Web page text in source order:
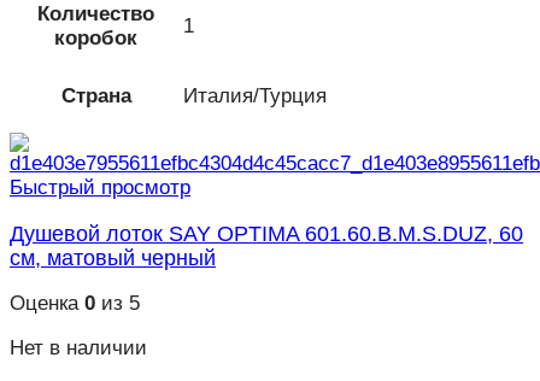
Количество
коробок
1
Страна Италия/Турция
Быстрый просмотр
Душевой лоток SAY OPTIMA 601.60.B.M.S.DUZ, 60
см, матовый черный
Оценка 0 из 5
Нет в наличии